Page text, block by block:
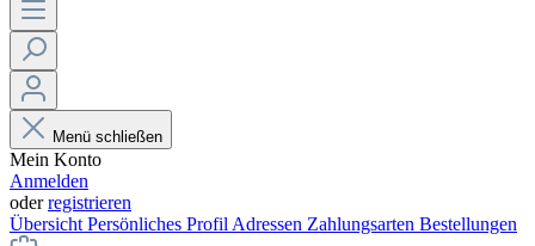
Menü schließen
Mein Konto
Anmelden
oderregistrieren
Übersicht Persönliches Profil Adressen Zahlungsarten Bestellungen